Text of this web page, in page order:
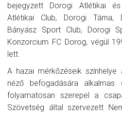
bejegyzett Dorogi Atlétikai
Atlétikai Club, Dorogi Tárna,
Bányász Sport Club, Dorogi
Konzorcium FC Dorog, végül
lett.
A hazai mérkőzéseik
néző befogadására alkalmas
folyamatosan szerepel a
Szövetség által szervezett